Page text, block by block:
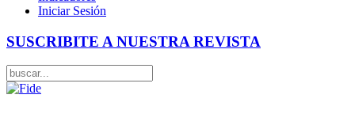
Iniciar Sesión
SUSCRIBITE A NUESTRA REVISTA